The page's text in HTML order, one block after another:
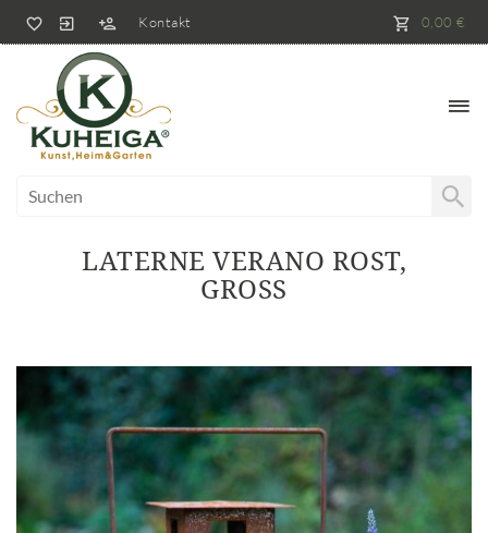
Kontakt 0,00 €
LATERNE VERANO ROST,
GROSS